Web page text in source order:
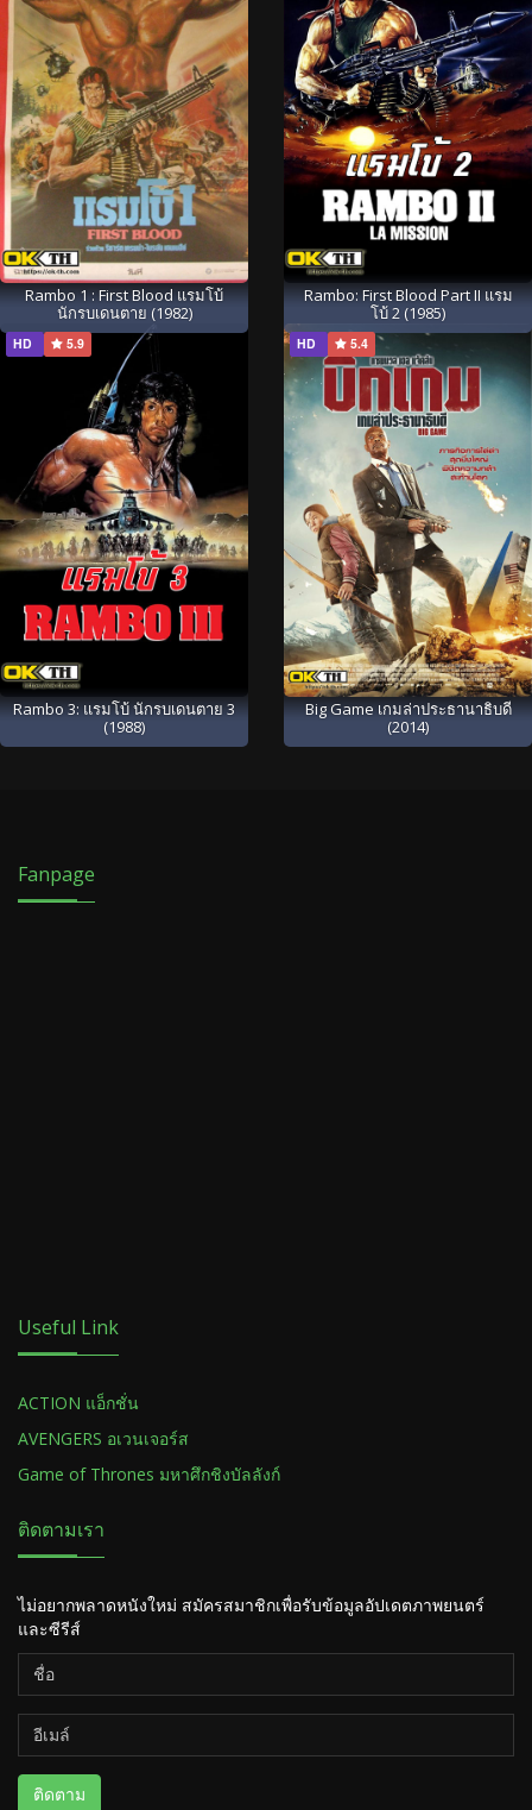
Rambo 1 : First Blood แรมโบ้
นักรบเดนตาย (1982)
Rambo: First Blood Part II แรม
โบ้ 2 (1985)
HD 5.9
Rambo 3: แรมโบ้ นักรบเดนตาย 3
(1988)
HD 5.4
Big Game เกมล่าประธานาธิบดี
(2014)
Fanpage
Useful Link
ACTION แอ็กชั่น
AVENGERS อเวนเจอร์ส
Game of Thrones มหาศึกชิงบัลลังก์
ติดตามเรา
ไม่อยากพลาดหนังใหม่ สมัครสมาชิกเพื่อรับข้อมูลอัปเดตภาพยนตร์
และซีรีส์
ติดตาม